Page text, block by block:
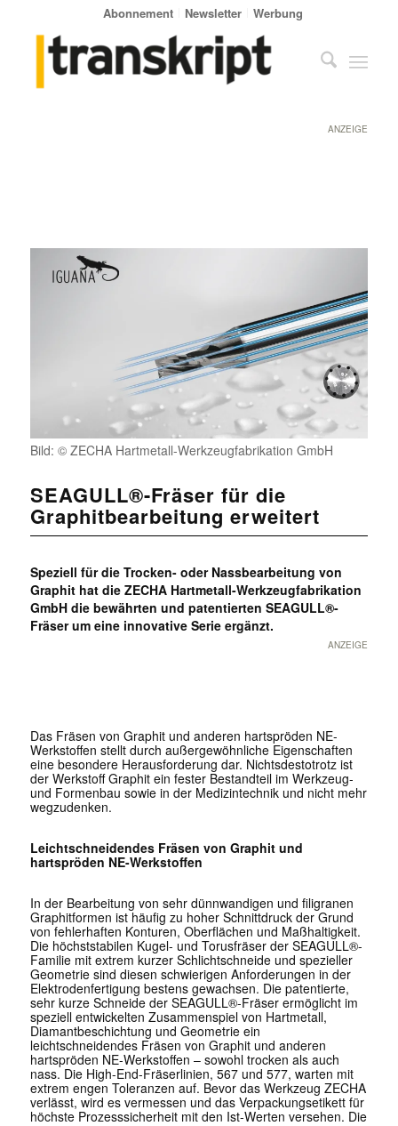
Abonnement Newsletter Werbung
ANZEIGE
Bild: © ZECHA Hartmetall-Werkzeugfabrikation GmbH
SEAGULL®-Fräser für die
Graphitbearbeitung erweitert
Spezi­ell für die Trocken- oder Nassbearbeitung von
Graphit hat die ZECHA Hartmetall-Werkzeugfabrikation
GmbH die bewährten und patentierten SEAGULL®-
Fräser um eine innovative Serie ergänzt.
ANZEIGE
Das Fräsen von Graphit und anderen hartspröden NE-
Werkstoffen stellt durch außergewöhnliche Eigenschaften
eine besondere Herausforderung dar. Nichtsdestotrotz ist
der Werkstoff Graphit ein fester Bestandteil im Werkzeug-
und Formenbau sowie in der Medizintechnik und nicht mehr
wegzudenken.
Leichtschneidendes Fräsen von Graphit und
hartspröden NE-Werkstoffen
In der Bearbeitung von sehr dünnwandigen und filigranen
Graphitformen ist häufig zu hoher Schnittdruck der Grund
von fehlerhaften Konturen, Oberflächen und Maßhaltigkeit.
Die höchststabilen Kugel- und Torusfräser der SEAGULL®-
Familie mit extrem kurzer Schlichtschneide und spezieller
Geometrie sind diesen schwierigen Anforderungen in der
Elektrodenfertigung bestens gewachsen. Die patentierte,
sehr kurze Schneide der SEAGULL®-Fräser ermöglicht im
speziell entwickelten Zusammenspiel von Hartmetall,
Diamantbeschichtung und Geometrie ein
leichtschneidendes Fräsen von Graphit und anderen
hartspröden NE-Werkstoffen – sowohl trocken als auch
nass. Die High-End-Fräserlinien, 567 und 577, warten mit
extrem engen Toleranzen auf. Bevor das Werkzeug ZECHA
verlässt, wird es vermessen und das Verpackungsetikett für
höchste Prozesssicherheit mit den Ist-Werten versehen. Die